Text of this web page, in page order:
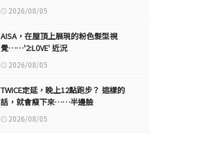
2026/08/05
AISA，在屋頂上展現的粉色髮型視
覺……'2:L0VE' 近況
2026/08/05
TWICE定延，晚上12點跑步？ 這樣的
話，就會瘦下來……半邊臉
2026/08/05